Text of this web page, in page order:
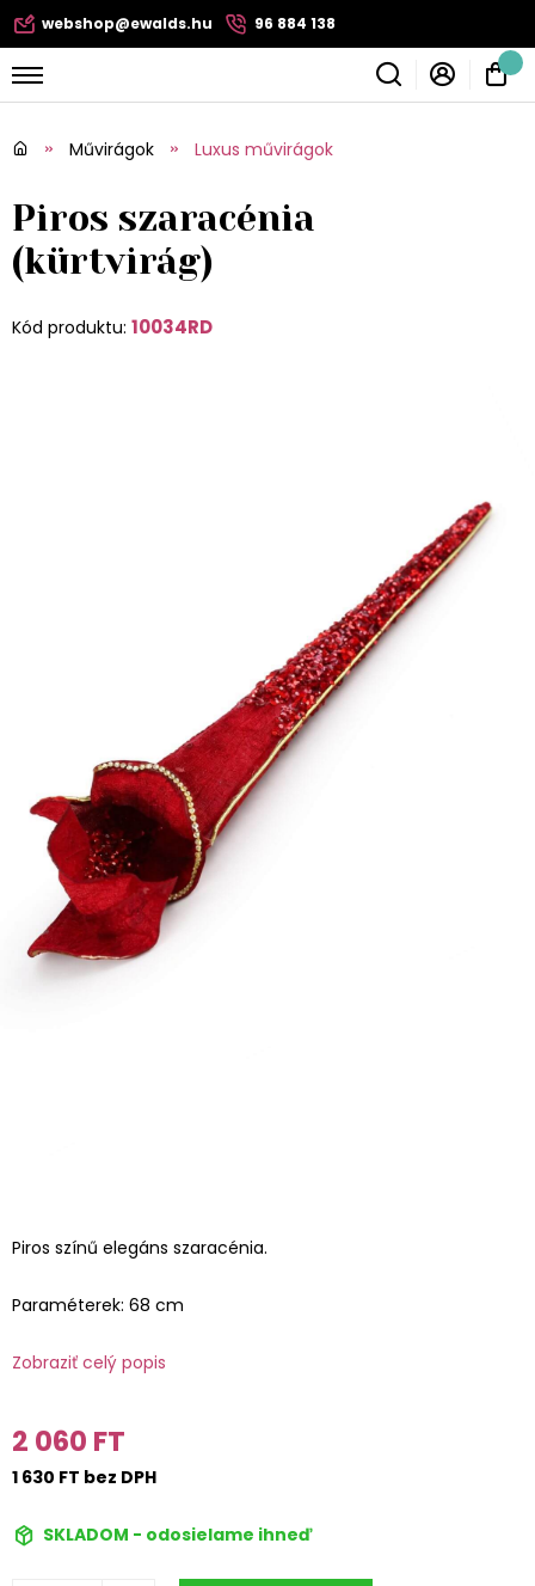
webshop@ewalds.hu 96 884 138
Művirágok Luxus művirágok
Piros szaracénia
(kürtvirág)
Kód produktu: 10034RD
Piros színű elegáns szaracénia.
Paraméterek: 68 cm
Zobraziť celý popis
2 060 FT
1 630 FT bez DPH
SKLADOM - odosielame ihneď